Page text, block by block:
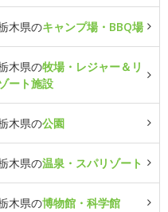
木県のキャンプ場・BBQ場
木県の牧場・レジャー＆リ
ート施設
木県の公園
木県の温泉・スパリゾート
木県の博物館・科学館